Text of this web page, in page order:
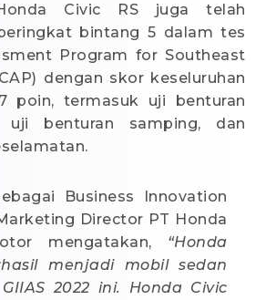
Civic RS juga telah
bintang 5 dalam tes
Program for Southeast
dengan skor keseluruhan
poin, termasuk uji benturan
benturan samping, dan
Business Innovation
Director PT Honda
mengatakan, “Honda
menjadi mobil sedan
2022 ini. Honda Civic